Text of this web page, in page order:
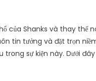
của Shanks và thay thế
tin tưởng và đặt trọn
trong sự kiện này. Dưới đây